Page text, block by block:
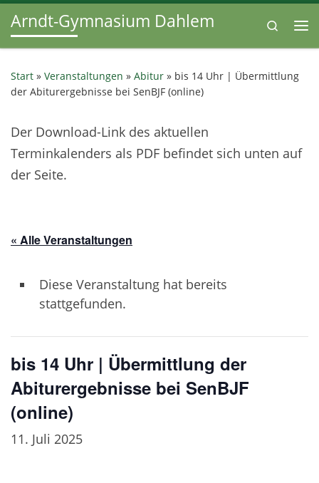
Zum Inhalt springen
Arndt-Gymnasium Dahlem
Search
Start » Veranstaltungen » Abitur » bis 14 Uhr | Übermittlung
der Abiturergebnisse bei SenBJF (online)
Der Download-Link des aktuellen
Terminkalenders als PDF befindet sich unten auf
der Seite.
« Alle Veranstaltungen
Diese Veranstaltung hat bereits
stattgefunden.
bis 14 Uhr | Übermittlung der
Abiturergebnisse bei SenBJF
(online)
11. Juli 2025